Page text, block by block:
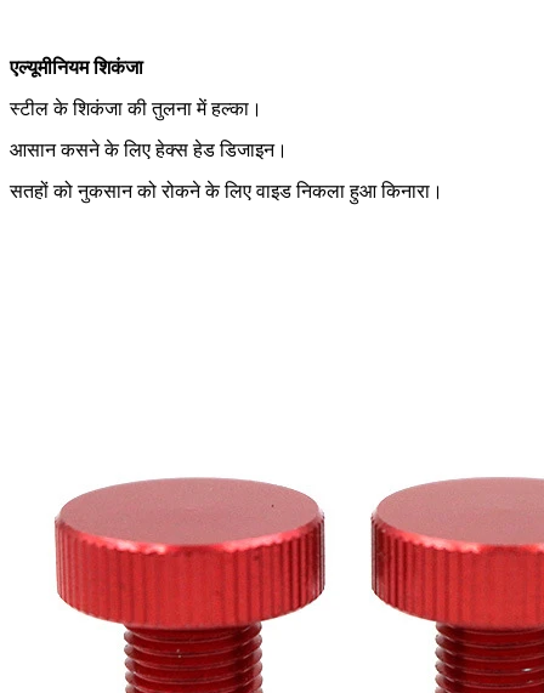
एल्यूमीनियम शिकंजा
स्टील के शिकंजा की तुलना में हल्का।
आसान कसने के लिए हेक्स हेड डिजाइन।
सतहों को नुकसान को रोकने के लिए वाइड निकला हुआ किनारा।